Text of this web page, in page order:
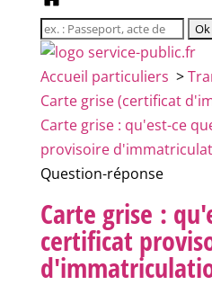
Accueil particuliers >
Carte grise (certificat
Carte grise : qu'est-ce
provisoire
Question-réponse
Carte grise :
certificat